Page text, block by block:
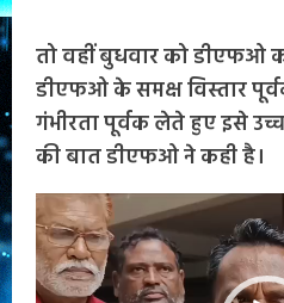
तो वहीं बुधवार को डीएफओ
डीएफओ के समक्ष विस्तार
गंभीरता पूर्वक लेते हुए इसे
की बात डीएफओ ने कही है।
Video
Player